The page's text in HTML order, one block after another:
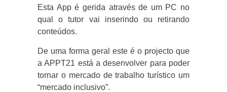
Esta App é gerida através de um PC no
qual o tutor vai inserindo ou retirando
conteúdos.
De uma forma geral este é o projecto que
a APPT21 está a desenvolver para poder
tornar o mercado de trabalho turístico um
“mercado inclusivo”.